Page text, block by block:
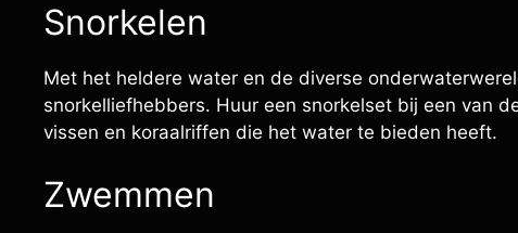
Snorkelen
Met het heldere water en de diverse
snorkelliefhebbers. Huur een snorkelset bij een van
vissen en koraalriffen die het water te bieden heeft.
Zwemmen